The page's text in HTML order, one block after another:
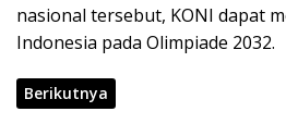
nasional tersebut, KONI dapat
Indonesia pada Olimpiade 2032.
Berikutnya